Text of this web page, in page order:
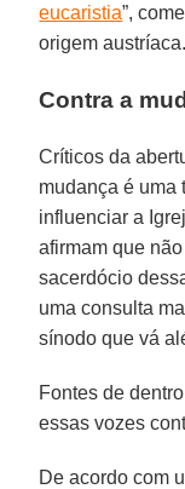
eucaristia”,
origem austríaca.
Contra a
Críticos da
mudança é uma
influenciar a
afirmam que
sacerdócio
uma consulta
sínodo que vá
Fontes de
essas vozes
De acordo com